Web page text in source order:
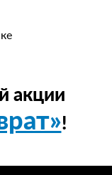
акции
!